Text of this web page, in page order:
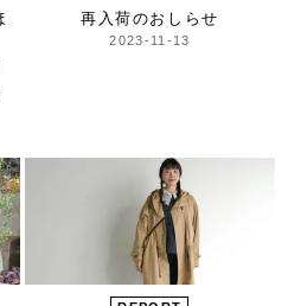
再入荷のおしらせ
2023-11-13